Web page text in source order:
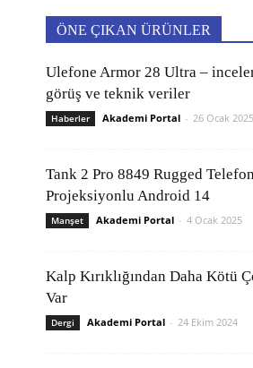
ÖNE ÇIKAN ÜRÜNLER
Ulefone Armor 28 Ultra –
görüş ve teknik veriler
Haberler Akademi Portal - 26 Ocak 2025
Tank 2 Pro 8849 Rugged Telefon
Projeksiyonlu Android 14
Manşet Akademi Portal - 4 Ocak 2025
Kalp Kırıklığından Daha Kötü
Var
Dergi Akademi Portal - 24 Ekim 2024